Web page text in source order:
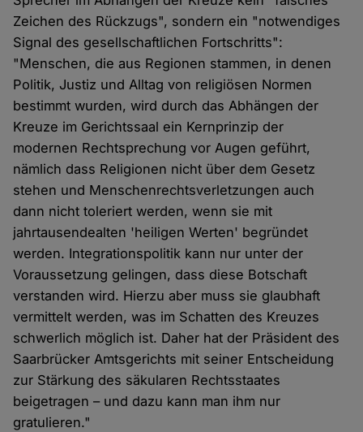
Zeichen des Rückzugs", sondern ein "notwendiges
Signal des gesellschaftlichen Fortschritts":
"Menschen, die aus Regionen stammen, in denen
Politik, Justiz und Alltag von religiösen Normen
bestimmt wurden, wird durch das Abhängen der
Kreuze im Gerichtssaal ein Kernprinzip der
modernen Rechtsprechung vor Augen geführt,
nämlich dass Religionen nicht über dem Gesetz
stehen und Menschenrechtsverletzungen auch
dann nicht toleriert werden, wenn sie mit
jahrtausendealten 'heiligen Werten' begründet
werden. Integrationspolitik kann nur unter der
Voraussetzung gelingen, dass diese Botschaft
verstanden wird. Hierzu aber muss sie glaubhaft
vermittelt werden, was im Schatten des Kreuzes
schwerlich möglich ist. Daher hat der Präsident des
Saarbrücker Amtsgerichts mit seiner Entscheidung
zur Stärkung des säkularen Rechtsstaates
beigetragen – und dazu kann man ihm nur
gratulieren."